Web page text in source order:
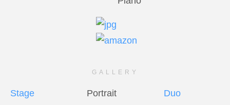
GALLERY
Stage Portrait Duo